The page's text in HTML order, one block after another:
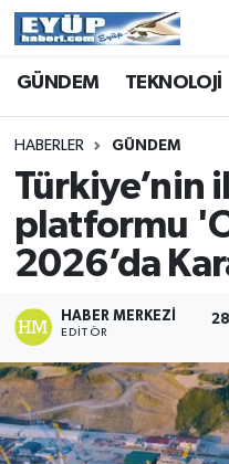
GÜNDEM TEKNOLOJİ
HABERLER GÜNDEM
Türkiye’nin
platformu
2026’da
HABER MERKEZI
EDITÖR